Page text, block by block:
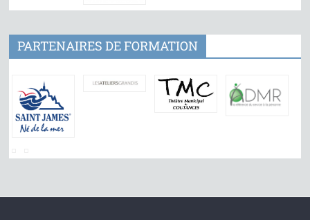
PARTENAIRES DE FORMATION